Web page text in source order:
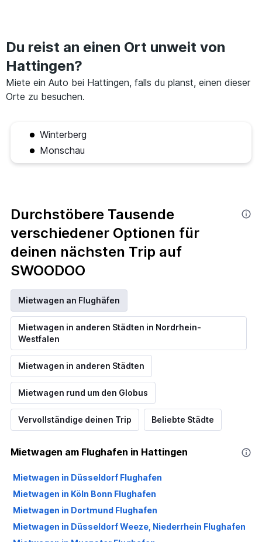
Du reist an einen Ort unweit von
Hattingen?
Miete ein Auto bei Hattingen, falls du planst, einen dieser
Orte zu besuchen.
Winterberg
Monschau
Durchstöbere Tausende
verschiedener Optionen für
deinen nächsten Trip auf
SWOODOO
Mietwagen an Flughäfen
Mietwagen in anderen Städten in Nordrhein-
Westfalen
Mietwagen in anderen Städten
Mietwagen rund um den Globus
Vervollständige deinen Trip Beliebte Städte
Mietwagen am Flughafen in Hattingen
Mietwagen in Düsseldorf Flughafen
Mietwagen in Köln Bonn Flughafen
Mietwagen in Dortmund Flughafen
Mietwagen in Düsseldorf Weeze, Niederrhein Flughafen